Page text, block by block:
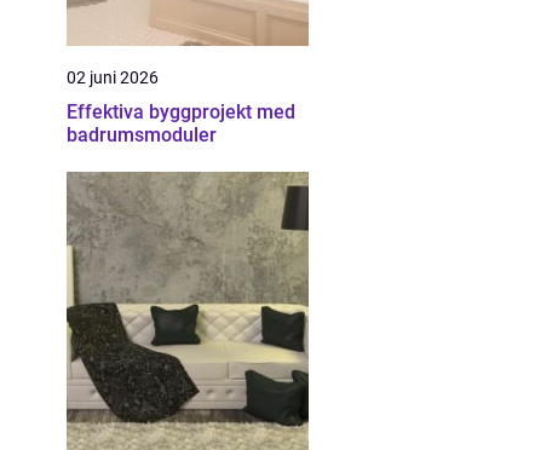
02 juni 2026
Effektiva byggprojekt med
badrumsmoduler